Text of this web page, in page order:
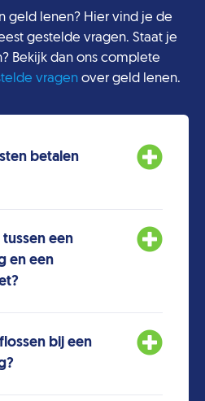
geld lenen? Hier vind je de
gestelde vragen. Staat je
Bekijk dan ons complete
vragen over geld lenen.
betalen
een
en een
bij een